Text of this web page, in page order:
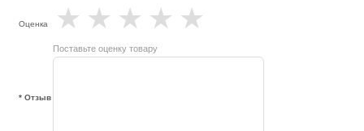
Оценка ★
★
★
★
★
Поставьте оценку товару
* Отзыв